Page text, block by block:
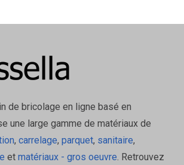
de bricolage en ligne basé en
une large gamme de matériaux de
, carrelage, parquet, sanitaire,
et matériaux - gros oeuvre. Retrouvez